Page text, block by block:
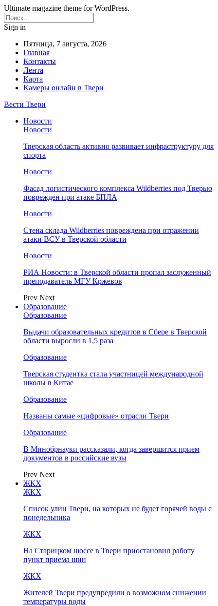
Ultimate magazine theme for WordPress.
Sign in
Пятница, 7 августа, 2026
Главная
Контакты
Лента
Карта
Камеры онлайн в Твери
Вести Твери
Новости
Новости
Тверская область активно развивает инфраструктуру для
спорта
Новости
Фасад логистического комплекса Wildberries под Тверью
поврежден при атаке БПЛА
Новости
Стена склада Wildberries повреждена при отражении
атаки ВСУ в Тверской области
Новости
РИА Новости: в Тверской области пропал заслуженный
преподаватель МГУ Кржевов
Prev Next
Образование
Образование
Выдачи образовательных кредитов в Сбере в Тверской
области выросли в 1,5 раза
Образование
Тверская студентка стала участницей международной
школы в Китае
Образование
Названы самые «цифровые» отрасли Твери
Образование
В Минобрнауки рассказали, когда завершится прием
документов в российские вузы
Prev Next
ЖКХ
ЖКХ
Список улиц Твери, на которых не будет горячей воды с
понедельника
ЖКХ
На Старицком шоссе в Твери приостановил работу
пункт приема шин
ЖКХ
Жителей Твери предупредили о возможном снижении
температуры воды